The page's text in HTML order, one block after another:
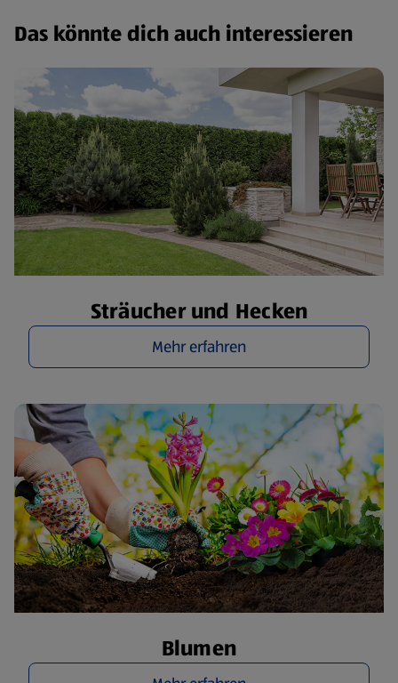
Das könnte dich auch interessieren
Sträucher und Hecken
Mehr erfahren
Blumen